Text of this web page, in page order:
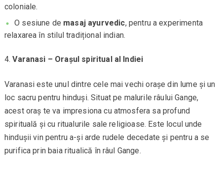
coloniale.
O sesiune de masaj ayurvedic, pentru a experimenta
relaxarea în stilul tradițional indian.
Varanasi – Orașul spiritual al Indiei
Varanasi este unul dintre cele mai vechi orașe din lume și un
loc sacru pentru hinduși. Situat pe malurile râului Gange,
acest oraș te va impresiona cu atmosfera sa profund
spirituală și cu ritualurile sale religioase. Este locul unde
hindușii vin pentru a-și arde rudele decedate și pentru a se
purifica prin baia ritualică în râul Gange.